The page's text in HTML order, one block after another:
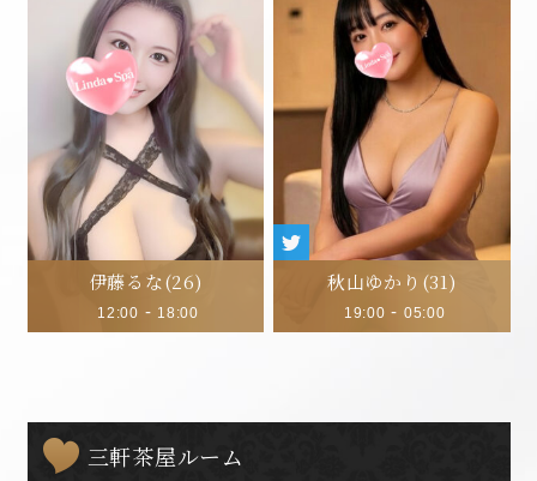
伊藤るな(26)
12:00 - 18:00
秋山ゆかり (31)
19:00 - 05:00
三軒茶屋ルーム